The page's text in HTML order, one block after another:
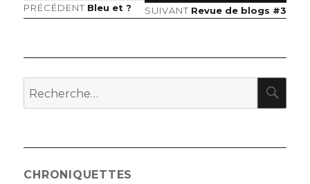
Navigation
PRÉCÉDENT Article
précédent :
Bleu et ? SUIVANT Article
Revue de blogs #3
Recherche
pour
CHRONIQUETTES